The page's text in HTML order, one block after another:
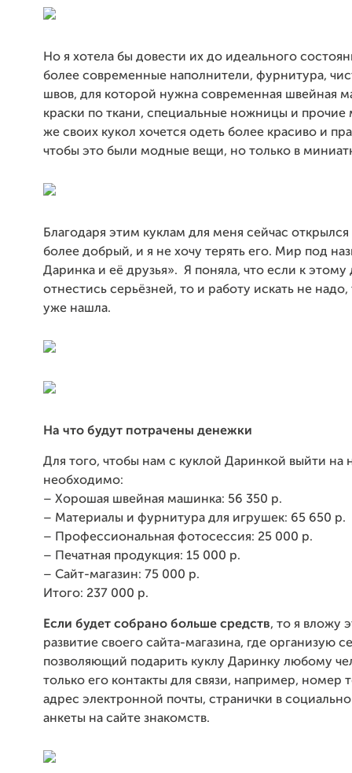
Но я хотела бы довести их до идеального
более современные наполнители, фурнитура,
швов, для которой нужна современная швейная
краски по ткани, специальные ножницы и прочие
же своих кукол хочется одеть более красиво и
чтобы это были модные вещи, но только в
Благодаря этим куклам для меня сейчас
более добрый, и я не хочу терять его. Мир под
Даринка и её друзья». Я поняла, что если к этому
отнестись серьёзней, то и работу искать не надо,
уже нашла.
На что будут потрачены денежки
Для того, чтобы нам с куклой Даринкой выйти на
необходимо:
– Хорошая швейная машинка: 56 350 р.
– Материалы и фурнитура для игрушек: 65 650 р.
– Профессиональная фотосессия: 25 000 р.
– Печатная продукция: 15 000 р.
– Сайт-магазин: 75 000 р.
Итого: 237 000 р.
Если будет собрано больше средств, то я вложу
развитие своего сайта-магазина, где организую
позволяющий подарить куклу Даринку любому
только его контакты для связи, например, номер
адрес электронной почты, странички в
анкеты на сайте знакомств.